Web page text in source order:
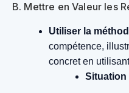
B. Mettre en Valeur les
Utiliser la
compétence,
concret en
Situation